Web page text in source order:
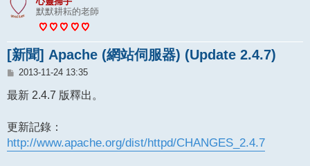
默默耕耘的老師
[新聞] Apache (網站伺服器) (Update 2.4.7)
文
2013-11-24 13:35
最新 2.4.7 版釋出。
更新記錄：
http://www.apache.org/dist/httpd/CHANGES_2.4.7